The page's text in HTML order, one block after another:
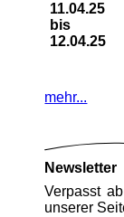
11.04.25
bis
12.04.25
mehr...
Newsletter
Verpasst
unserer